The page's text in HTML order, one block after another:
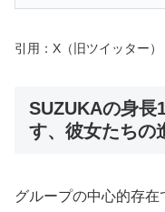
引用：X（旧ツイッター）
SUZUKAの身長
す、彼女たちの
グループの中心的存